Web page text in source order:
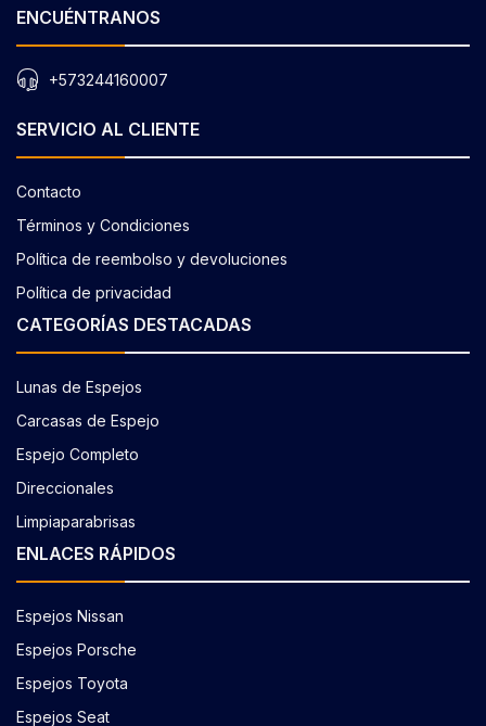
ENCUÉNTRANOS
+573244160007
SERVICIO AL CLIENTE
Contacto
Términos y Condiciones
Política de reembolso y devoluciones
Política de privacidad
CATEGORÍAS DESTACADAS
Lunas de Espejos
Carcasas de Espejo
Espejo Completo
Direccionales
Limpiaparabrisas
ENLACES RÁPIDOS
Espejos Nissan
Espejos Porsche
Espejos Toyota
Espejos Seat